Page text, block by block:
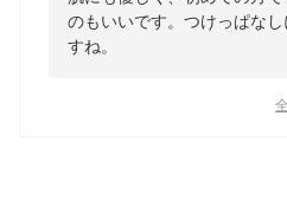
のもいいです。つけっぱな
すね。